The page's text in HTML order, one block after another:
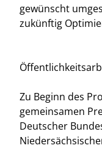
gewünscht
zukünftig
Zu Beginn des
gemeinsamen
Deutscher